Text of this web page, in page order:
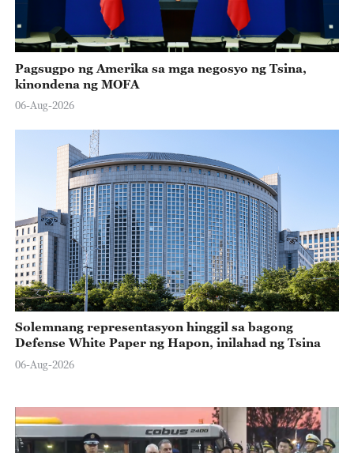
Pagsugpo ng Amerika sa mga negosyo ng Tsina,
kinondena ng MOFA
06-Aug-2026
Solemnang representasyon hinggil sa bagong
Defense White Paper ng Hapon, inilahad ng Tsina
06-Aug-2026